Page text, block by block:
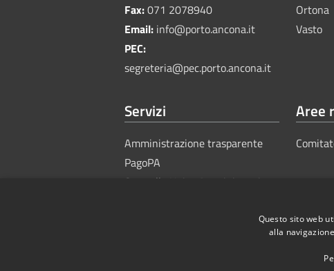
Fax:071 2078940
Email: info@porto.ancona.it
PEC:
segreteria@pec.porto.ancona.it
Ortona
Vasto
Servizi
Amministrazione trasparente
PagoPA
Sportello Unico Amministrativo
Aree
Questo sito web
alla